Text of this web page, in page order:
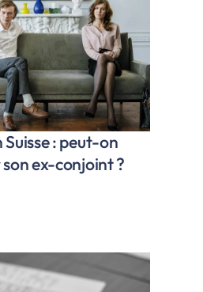
: peut-on
ex-conjoint ?